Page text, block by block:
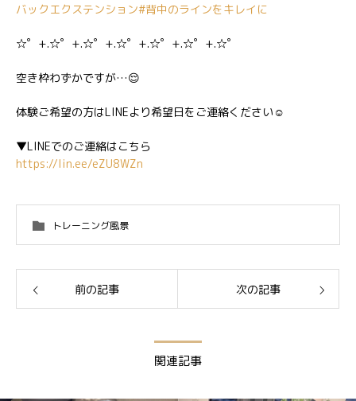
バックエクステンション#背中のラインをキレイに
☆゜+.☆゜+.☆゜+.☆゜+.☆゜+.☆゜+.☆゜
空き枠わずかですが…😌
体験ご希望の方はLINEより希望日をご連絡ください☺️
▼LINEでのご連絡はこちら
https://lin.ee/eZU8WZn
トレーニング風景
前の記事 次の記事
関連記事